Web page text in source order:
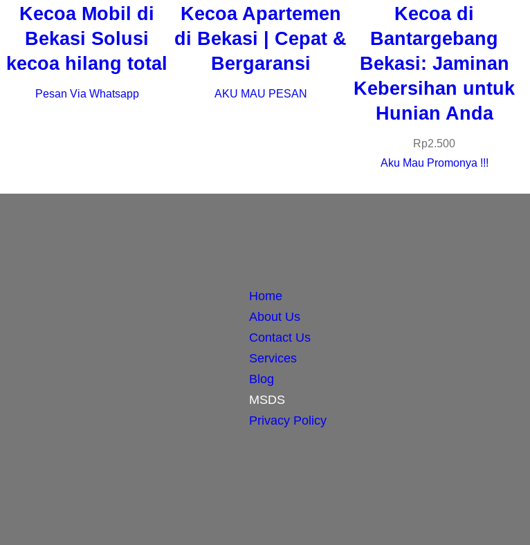
Kecoa Mobil di
Bekasi Solusi
kecoa hilang total
Pesan Via Whatsapp
Kecoa Apartemen
di Bekasi | Cepat &
Bergaransi
AKU MAU PESAN
Kecoa di
Bantargebang
Bekasi: Jaminan
Kebersihan untuk
Hunian Anda
Rp2.500
Aku Mau Promonya !!!
Home
About Us
Contact Us
Services
Blog
MSDS
Privacy Policy